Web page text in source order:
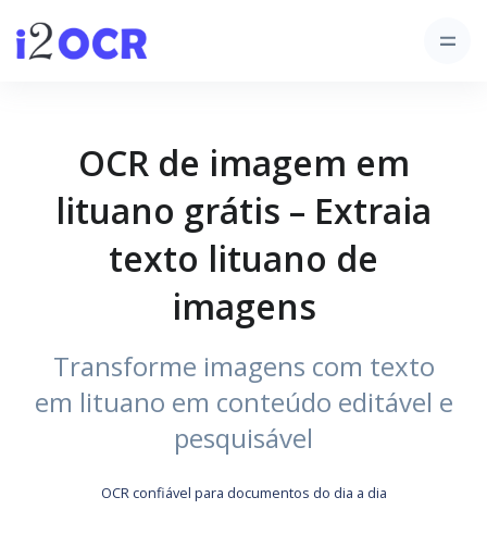
OCR de imagem em
lituano grátis – Extraia
texto lituano de
imagens
Transforme imagens com texto
em lituano em conteúdo editável e
pesquisável
OCR confiável para documentos do dia a dia